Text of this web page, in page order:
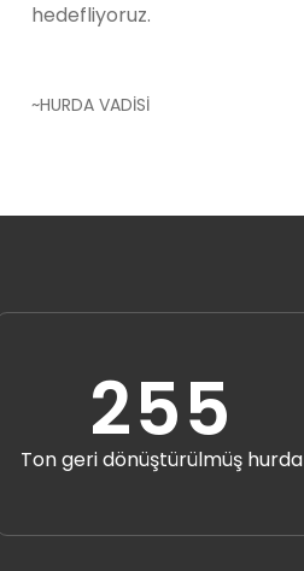
hedefliyoruz.
~HURDA VADİSİ
307
Ton geri dönüştürülmüş hurda